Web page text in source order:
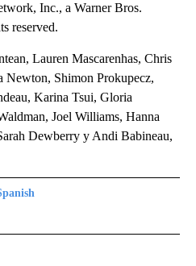
Inc., a Warner Bros.
reserved.
Lauren Mascarenhas, Chris
Newton, Shimon Prokupecz,
Karina Tsui, Gloria
Joel Williams, Hanna
Dewberry y Andi Babineau,
TO RECEIVE NOTIFICATIONS ABOUT